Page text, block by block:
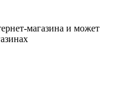
магазина и может